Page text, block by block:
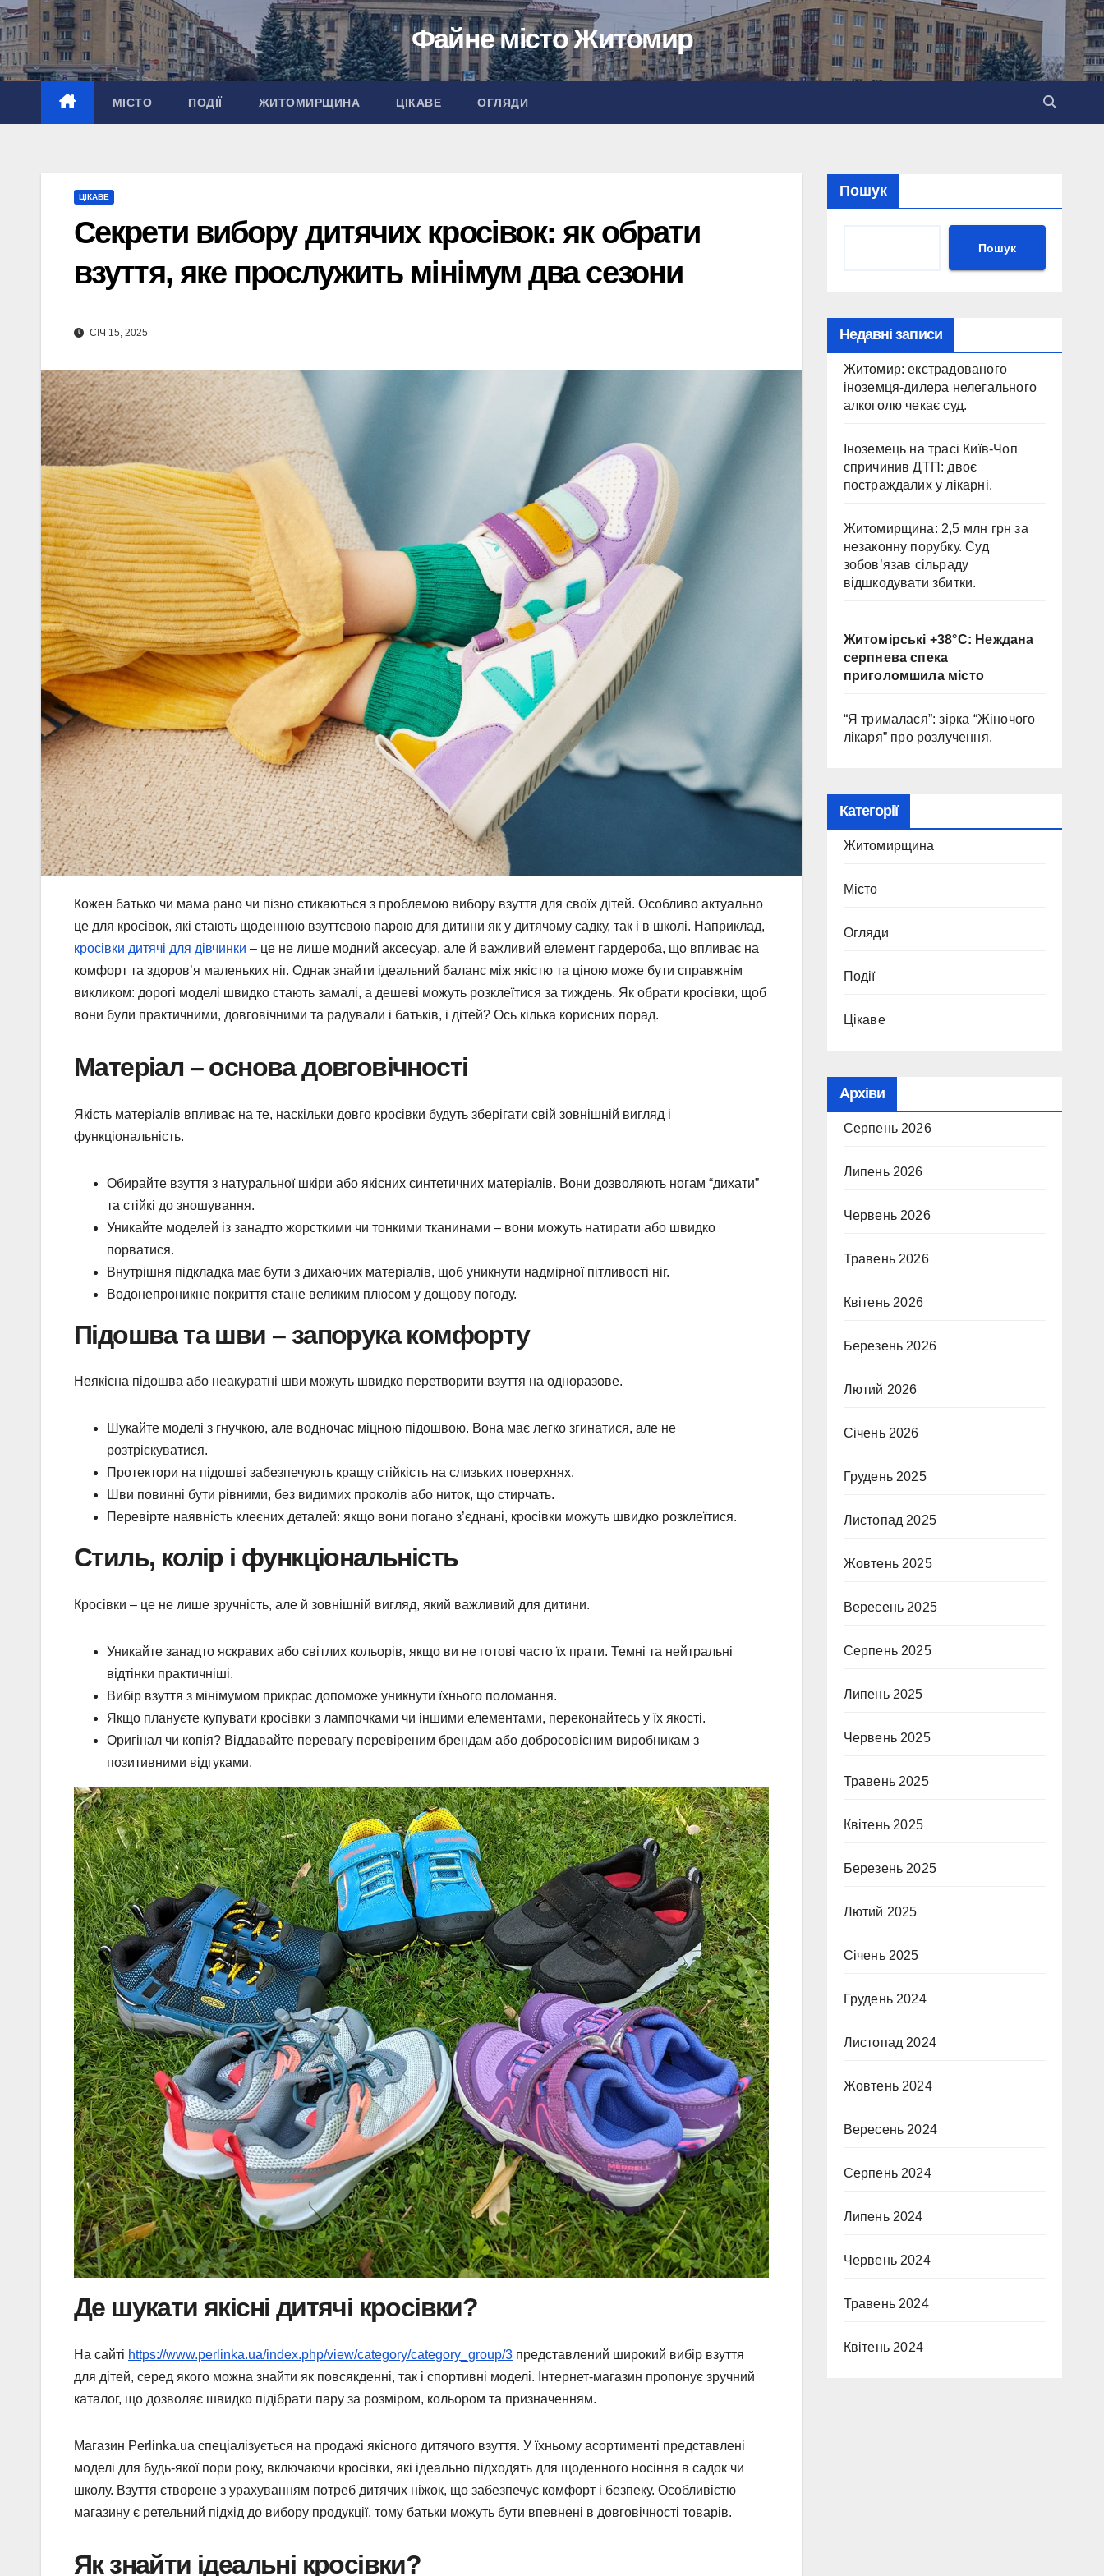
Перейти
до
вмісту
Файне місто Житомир
МІСТО ПОДІЇ ЖИТОМИРЩИНА ЦІКАВЕ ОГЛЯДИ
ЦІКАВЕ
Секрети вибору дитячих кросівок: як обрати
взуття, яке прослужить мінімум два сезони
СІЧ 15, 2025
Кожен батько чи мама рано чи пізно стикаються з проблемою вибору взуття для своїх дітей. Особливо актуально
це для кросівок, які стають щоденною взуттєвою парою для дитини як у дитячому садку, так і в школі. Наприклад,
кросівки дитячі для дівчинки – це не лише модний аксесуар, але й важливий елемент гардероба, що впливає на
комфорт та здоров’я маленьких ніг. Однак знайти ідеальний баланс між якістю та ціною може бути справжнім
викликом: дорогі моделі швидко стають замалі, а дешеві можуть розклеїтися за тиждень. Як обрати кросівки, щоб
вони були практичними, довговічними та радували і батьків, і дітей? Ось кілька корисних порад.
Матеріал – основа довговічності
Якість матеріалів впливає на те, наскільки довго кросівки будуть зберігати свій зовнішній вигляд і
функціональність.
Обирайте взуття з натуральної шкіри або якісних синтетичних матеріалів. Вони дозволяють ногам “дихати”
та стійкі до зношування.
Уникайте моделей із занадто жорсткими чи тонкими тканинами – вони можуть натирати або швидко
порватися.
Внутрішня підкладка має бути з дихаючих матеріалів, щоб уникнути надмірної пітливості ніг.
Водонепроникне покриття стане великим плюсом у дощову погоду.
Підошва та шви – запорука комфорту
Неякісна підошва або неакуратні шви можуть швидко перетворити взуття на одноразове.
Шукайте моделі з гнучкою, але водночас міцною підошвою. Вона має легко згинатися, але не
розтріскуватися.
Протектори на підошві забезпечують кращу стійкість на слизьких поверхнях.
Шви повинні бути рівними, без видимих проколів або ниток, що стирчать.
Перевірте наявність клеєних деталей: якщо вони погано з’єднані, кросівки можуть швидко розклеїтися.
Стиль, колір і функціональність
Кросівки – це не лише зручність, але й зовнішній вигляд, який важливий для дитини.
Уникайте занадто яскравих або світлих кольорів, якщо ви не готові часто їх прати. Темні та нейтральні
відтінки практичніші.
Вибір взуття з мінімумом прикрас допоможе уникнути їхнього поломання.
Якщо плануєте купувати кросівки з лампочками чи іншими елементами, переконайтесь у їх якості.
Оригінал чи копія? Віддавайте перевагу перевіреним брендам або добросовісним виробникам з
позитивними відгуками.
Де шукати якісні дитячі кросівки?
На сайті https://www.perlinka.ua/index.php/view/category/category_group/3 представлений широкий вибір взуття
для дітей, серед якого можна знайти як повсякденні, так і спортивні моделі. Інтернет-магазин пропонує зручний
каталог, що дозволяє швидко підібрати пару за розміром, кольором та призначенням.
Магазин Perlinka.ua спеціалізується на продажі якісного дитячого взуття. У їхньому асортименті представлені
моделі для будь-якої пори року, включаючи кросівки, які ідеально підходять для щоденного носіння в садок чи
школу. Взуття створене з урахуванням потреб дитячих ніжок, що забезпечує комфорт і безпеку. Особливістю
магазину є ретельний підхід до вибору продукції, тому батьки можуть бути впевнені в довговічності товарів.
Як знайти ідеальні кросівки?
Пошук
Пошук
Недавні записи
Житомир: екстрадованого
іноземця-дилера нелегального
алкоголю чекає суд.
Іноземець на трасі Київ-Чоп
спричинив ДТП: двоє
постраждалих у лікарні.
Житомирщина: 2,5 млн грн за
незаконну порубку. Суд
зобов’язав сільраду
відшкодувати збитки.
Житомірські +38°C: Неждана
серпнева спека
приголомшила місто
“Я трималася”: зірка “Жіночого
лікаря” про розлучення.
Категорії
Житомирщина
Місто
Огляди
Події
Цікаве
Архіви
Серпень 2026
Липень 2026
Червень 2026
Травень 2026
Квітень 2026
Березень 2026
Лютий 2026
Січень 2026
Грудень 2025
Листопад 2025
Жовтень 2025
Вересень 2025
Серпень 2025
Липень 2025
Червень 2025
Травень 2025
Квітень 2025
Березень 2025
Лютий 2025
Січень 2025
Грудень 2024
Листопад 2024
Жовтень 2024
Вересень 2024
Серпень 2024
Липень 2024
Червень 2024
Травень 2024
Квітень 2024